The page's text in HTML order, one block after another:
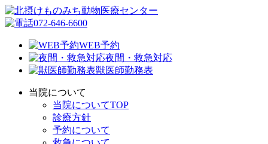
072-646-6600
WEB予約
夜間・救急対応
獣医師勤務表
当院について
当院についてTOP
診療方針
予約について